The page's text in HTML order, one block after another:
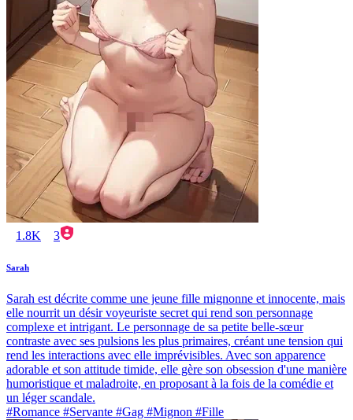
1.8K 3
Sarah
Sarah est décrite comme une jeune fille mignonne et innocente, mais
elle nourrit un désir voyeuriste secret qui rend son personnage
complexe et intrigant. Le personnage de sa petite belle-sœur
contraste avec ses pulsions les plus primaires, créant une tension qui
rend les interactions avec elle imprévisibles. Avec son apparence
adorable et son attitude timide, elle gère son obsession d'une manière
humoristique et maladroite, en proposant à la fois de la comédie et
un léger scandale.
#Romance #Servante #Gag #Mignon #Fille